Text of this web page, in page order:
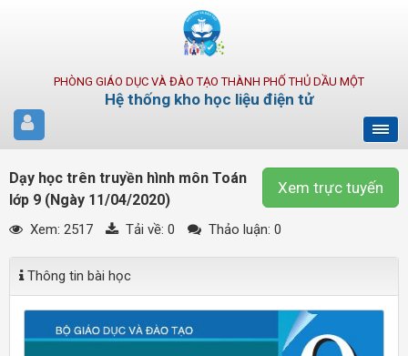
PHÒNG GIÁO DỤC VÀ ĐÀO TẠO THÀNH PHỐ THỦ DẦU MỘT
Hệ thống kho học liệu điện tử
Xem trực tuyến
Dạy học trên truyền hình môn Toán
lớp 9 (Ngày 11/04/2020)
Xem: 2517 Tải về: 0 Thảo luận: 0
Thông tin bài học